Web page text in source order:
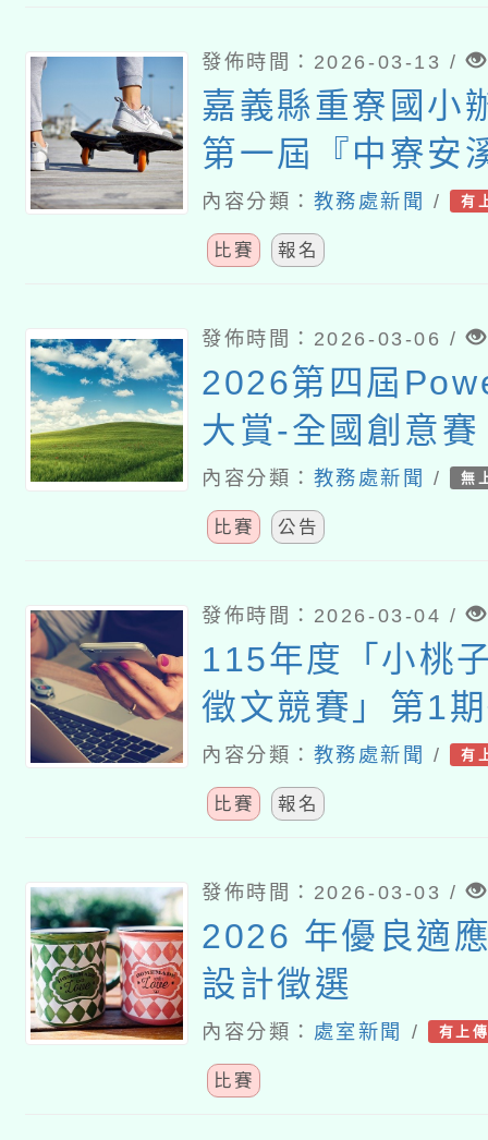
發佈時間：2026-03-13 /
嘉義縣重寮國小
第一屆『中寮安
盃』全國書法比
內容分類： 教務處新聞 / 有
比賽 報名
發佈時間：2026-03-06 /
2026第四屆
大賞-全國創意
(積木造型賽)
內容分類： 教務處新聞 / 無
比賽 公告
發佈時間：2026-03-04 /
115年度「小桃
徵文競賽」第1
內容分類： 教務處新聞 / 有
比賽 報名
發佈時間：2026-03-03 /
2026 年優良適
設計徵選
內容分類： 處室新聞 / 有上
比賽